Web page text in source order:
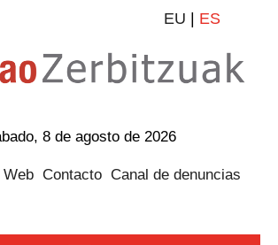
EU ES
8 de agosto de 2026
Web Contacto Canal de denuncias